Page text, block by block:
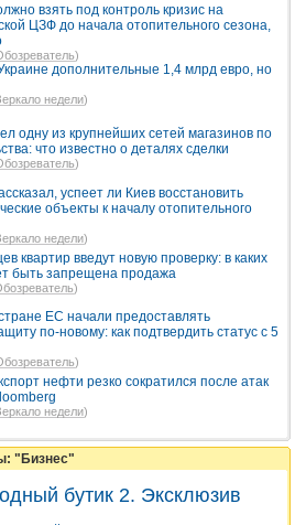
взять под контроль кризис на
ЦЗФ до начала отопительного сезона,
)
дополнительные 1,4 млрд евро, но
недели)
одну из крупнейших сетей магазинов по
что известно о деталях сделки
)
успеет ли Киев восстановить
объекты к началу отопительного
недели)
квартир введут новую проверку: в каких
быть запрещена продажа
)
ЕС начали предоставлять
по-новому: как подтвердить статус с 5
)
нефти резко сократился после атак
недели)
"Бизнес"
бутик 2. Эксклюзив